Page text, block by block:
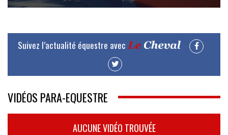
Suivez l’actualité équestre avec
VIDÉOS PARA-EQUESTRE
AUCUNE VIDÉO TROUVÉE